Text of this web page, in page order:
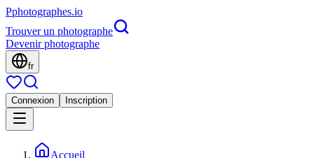
Pphotographes.io
Trouver un photographe
Devenir photographe
fr
Connexion Inscription
Accueil